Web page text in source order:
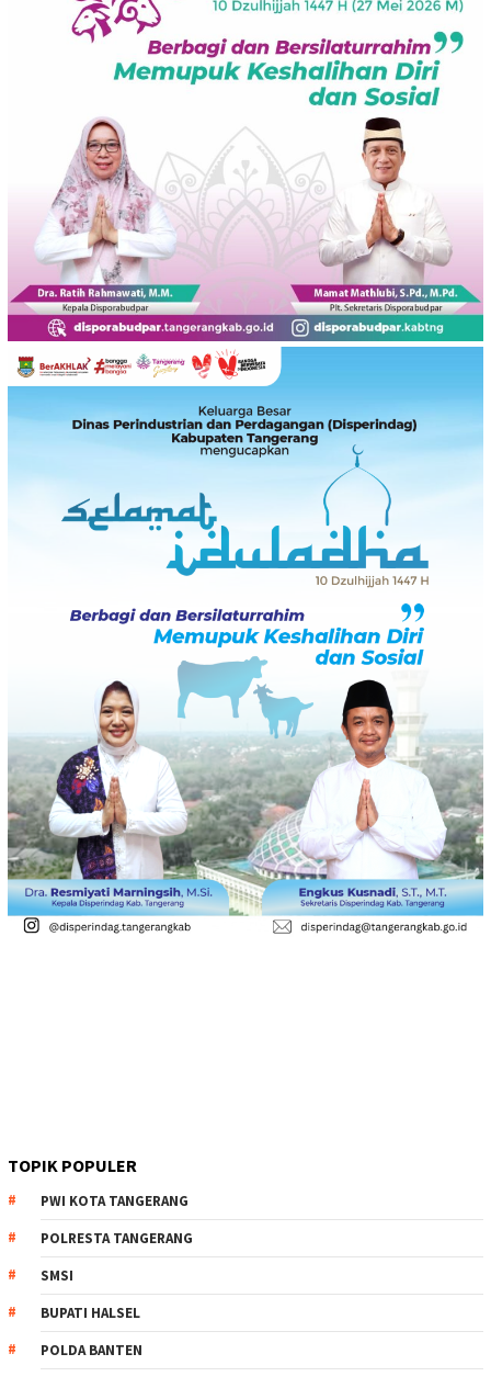
TOPIK POPULER
PWI KOTA TANGERANG
POLRESTA TANGERANG
SMSI
BUPATI HALSEL
POLDA BANTEN